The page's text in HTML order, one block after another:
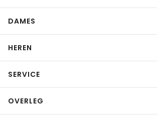
DAMES
HEREN
SERVICE
OVERLEG